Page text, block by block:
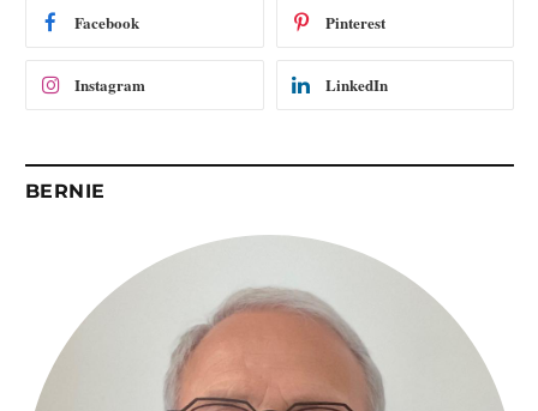
Facebook Pinterest
Instagram LinkedIn
BERNIE